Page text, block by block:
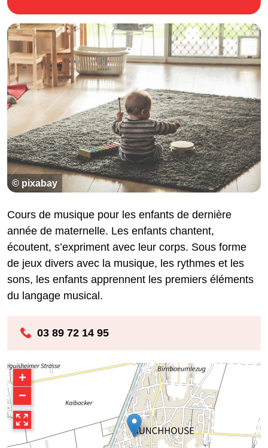
© pixabay
Cours de musique pour les enfants de dernière
année de maternelle. Les enfants chantent,
écoutent, s’expriment avec leur corps. Sous forme
de jeux divers avec la musique, les rythmes et les
sons, les enfants apprennent les premiers éléments
du langage musical.
03 89 72 14 95
+
−